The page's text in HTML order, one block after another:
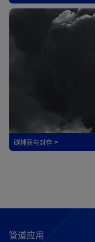
碳捕获与封存 >
管道应用